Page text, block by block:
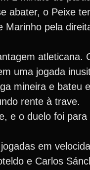
abater, o Peixe
pela
atleticana.
uma jogada
mineira e bateu
rente à trave.
e o duelo foi
em
e Carlos